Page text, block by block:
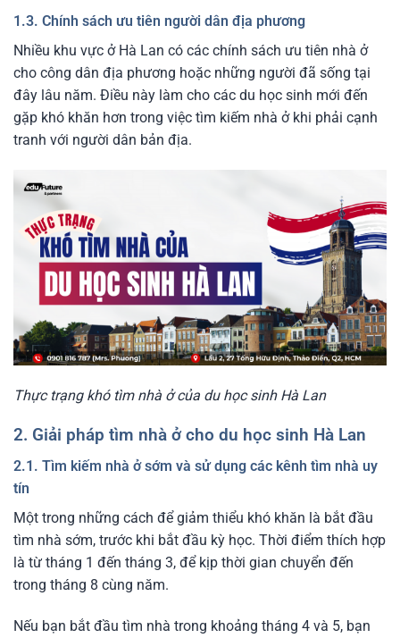
1.3. Chính sách ưu tiên người dân địa phương
Nhiều khu vực ở Hà Lan có các chính sách ưu tiên nhà ở
cho công dân địa phương hoặc những người đã sống tại
đây lâu năm. Điều này làm cho các du học sinh mới đến
gặp khó khăn hơn trong việc tìm kiếm nhà ở khi phải cạnh
tranh với người dân bản địa.
Thực trạng khó tìm nhà ở của du học sinh Hà Lan
2. Giải pháp tìm nhà ở cho du học sinh Hà Lan
2.1. Tìm kiếm nhà ở sớm và sử dụng các kênh tìm nhà uy
tín
Một trong những cách để giảm thiểu khó khăn là bắt đầu
tìm nhà sớm, trước khi bắt đầu kỳ học. Thời điểm thích hợp
là từ tháng 1 đến tháng 3, để kịp thời gian chuyển đến
trong tháng 8 cùng năm.
Nếu bạn bắt đầu tìm nhà trong khoảng tháng 4 và 5, bạn